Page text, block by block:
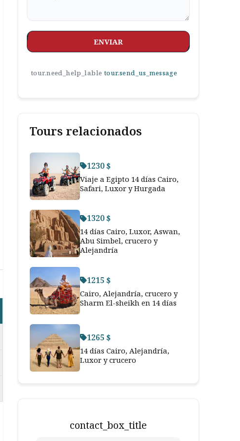
ENVIAR
tour.need_help_lable tour.send_us_message
Tours relacionados
1230 $
Viaje a Egipto 14 días Cairo,
Safari, Luxor y Hurgada
1320 $
14 días Cairo, Luxor, Aswan,
Abu Simbel, crucero y
Alejandría
1215 $
Cairo, Alejandría, crucero y
Sharm El-sheikh en 14 días
1265 $
14 días Cairo, Alejandría,
Luxor y crucero
contact_box_title